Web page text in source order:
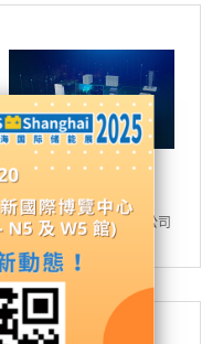
智能设备
伊顿（中国）投资有限公司